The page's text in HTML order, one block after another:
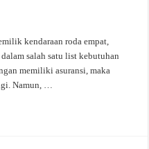
kendaraan roda empat,
salah satu list kebutuhan
memiliki asuransi, maka
Namun, …